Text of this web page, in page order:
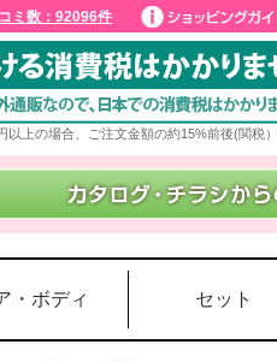
ミ数：92096件
以上の場合、ご注文金額の約15%前後(関税
・ボディ セット